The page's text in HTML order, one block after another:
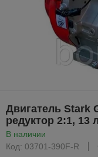
Двигатель Stark
редуктор 2:1, 13
В наличии
Код: 03701-390F-R